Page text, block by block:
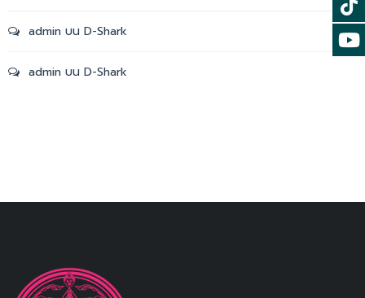
admin บน D-Shark
admin บน D-Shark